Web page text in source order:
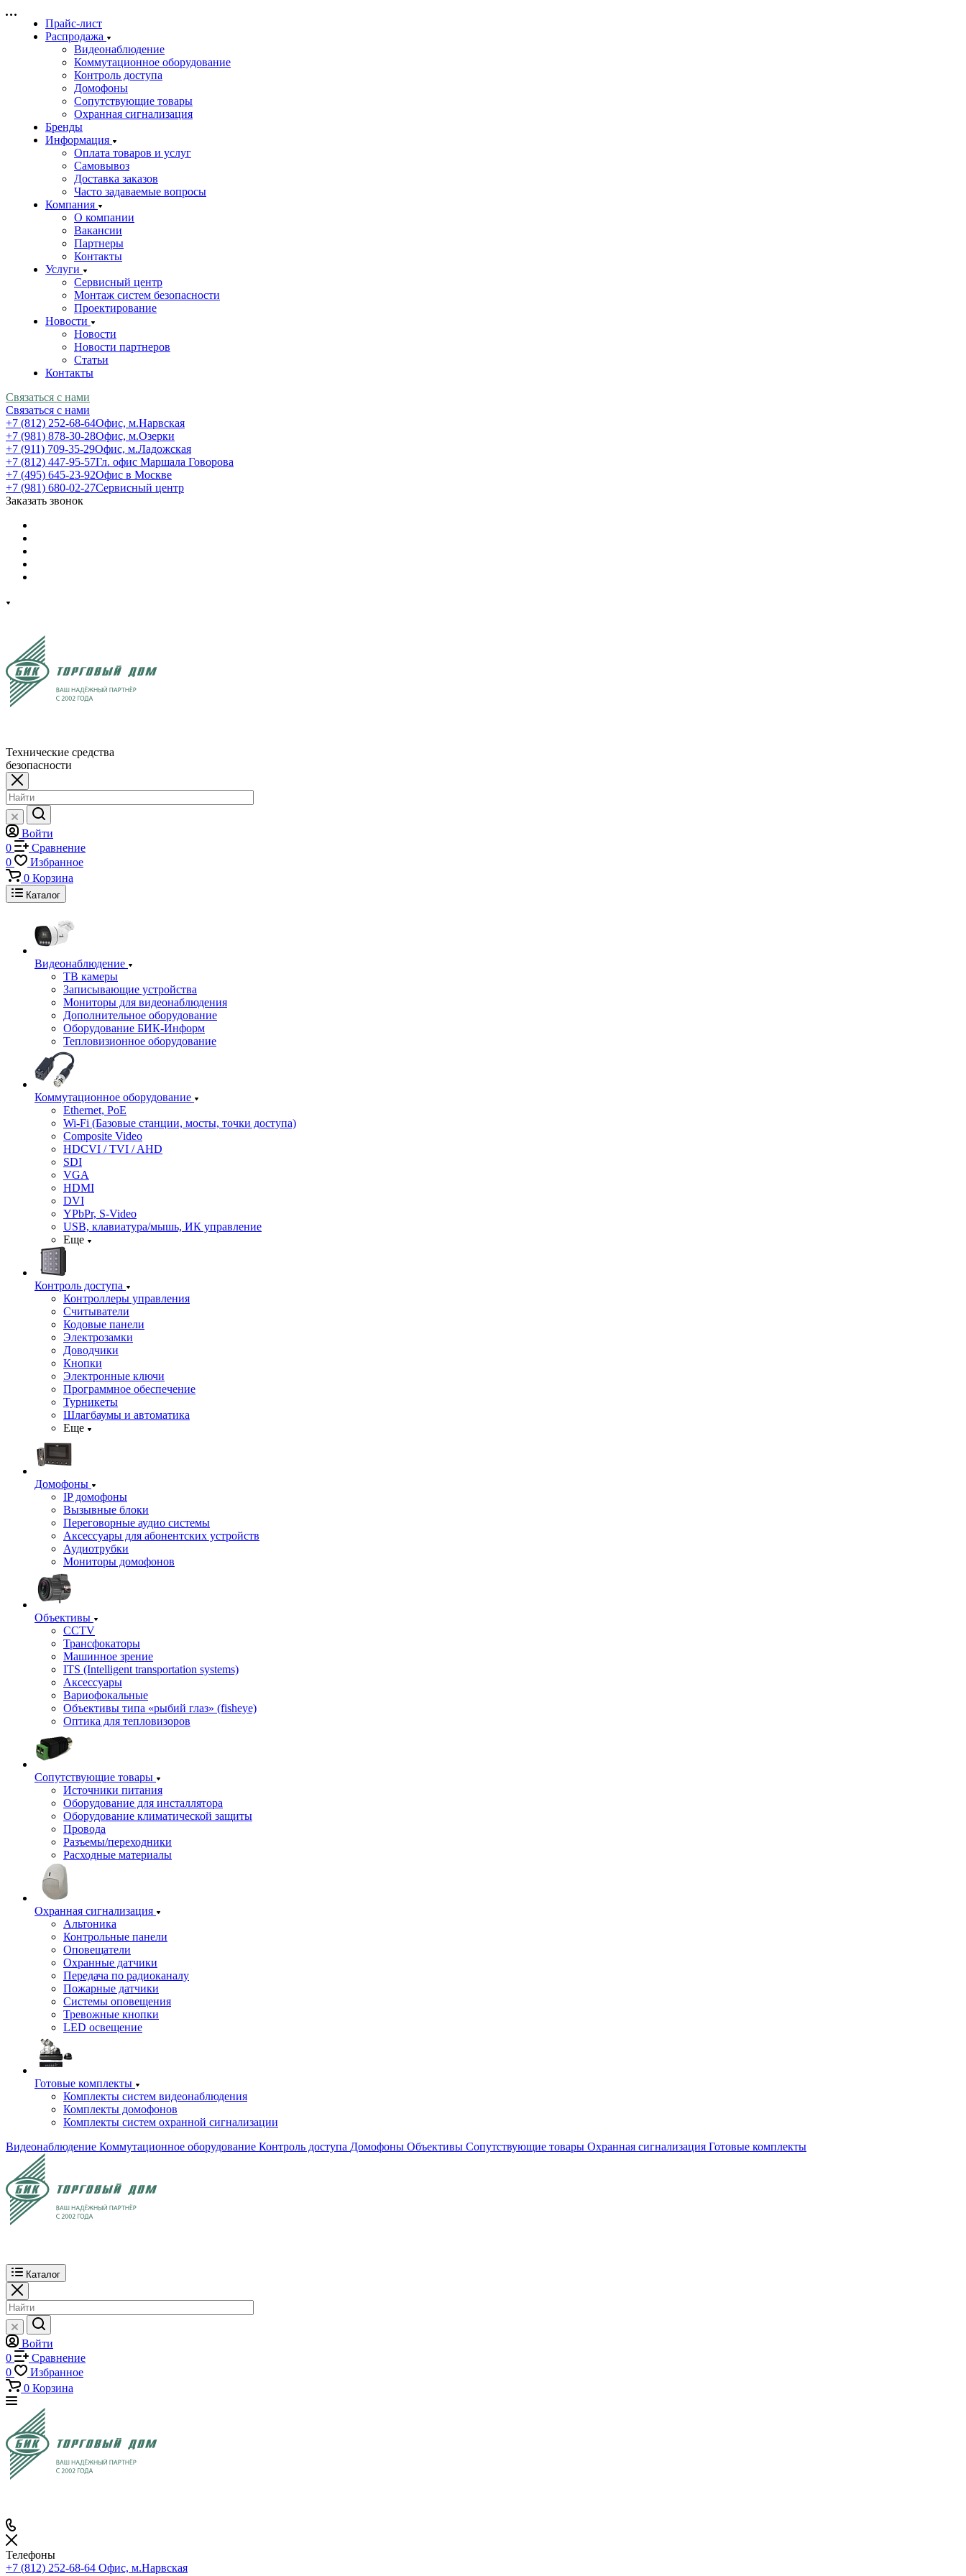
Прайс-лист
Распродажа
Видеонаблюдение
Коммутационное оборудование
Контроль доступа
Домофоны
Сопутствующие товары
Охранная сигнализация
Бренды
Информация
Оплата товаров и услуг
Самовывоз
Доставка заказов
Часто задаваемые вопросы
Компания
О компании
Вакансии
Партнеры
Контакты
Услуги
Сервисный центр
Монтаж систем безопасности
Проектирование
Новости
Новости
Новости партнеров
Статьи
Контакты
Связаться с нами
Связаться с нами
+7 (812) 252-68-64Офис, м.Нарвская
+7 (981) 878-30-28Офис, м.Озерки
+7 (911) 709-35-29Офис, м.Ладожская
+7 (812) 447-95-57Гл. офис Маршала Говорова
+7 (495) 645-23-92Офис в Москве
+7 (981) 680-02-27Сервисный центр
Заказать звонок
Технические средства
безопасности
Войти
0
Сравнение
0
Избранное
0 Корзина
Каталог
Видеонаблюдение
ТВ камеры
Записывающие устройства
Мониторы для видеонаблюдения
Дополнительное оборудование
Оборудование БИК-Информ
Тепловизионное оборудование
Коммутационное оборудование
Ethernet, PoE
Wi-Fi (Базовые станции, мосты, точки доступа)
Composite Video
HDCVI / TVI / AHD
SDI
VGA
HDMI
DVI
YPbPr, S-Video
USB, клавиатура/мышь, ИК управление
Еще
Контроль доступа
Контроллеры управления
Считыватели
Кодовые панели
Электрозамки
Доводчики
Кнопки
Электронные ключи
Программное обеспечение
Турникеты
Шлагбаумы и автоматика
Еще
Домофоны
IP домофоны
Вызывные блоки
Переговорные аудио системы
Аксессуары для абонентских устройств
Аудиотрубки
Мониторы домофонов
Объективы
CCTV
Трансфокаторы
Машинное зрение
ITS (Intelligent transportation systems)
Аксессуары
Вариофокальные
Объективы типа «рыбий глаз» (fisheye)
Оптика для тепловизоров
Сопутствующие товары
Источники питания
Оборудование для инсталлятора
Оборудование климатической защиты
Провода
Разъемы/переходники
Расходные материалы
Охранная сигнализация
Альтоника
Контрольные панели
Оповещатели
Охранные датчики
Передача по радиоканалу
Пожарные датчики
Системы оповещения
Тревожные кнопки
LED освещение
Готовые комплекты
Комплекты систем видеонаблюдения
Комплекты домофонов
Комплекты систем охранной сигнализации
Видеонаблюдение Коммутационное оборудование Контроль доступа Домофоны Объективы Сопутствующие товары Охранная сигнализация Готовые комплекты
Каталог
Войти
0
Сравнение
0
Избранное
0 Корзина
Телефоны
+7 (812) 252-68-64 Офис, м.Нарвская